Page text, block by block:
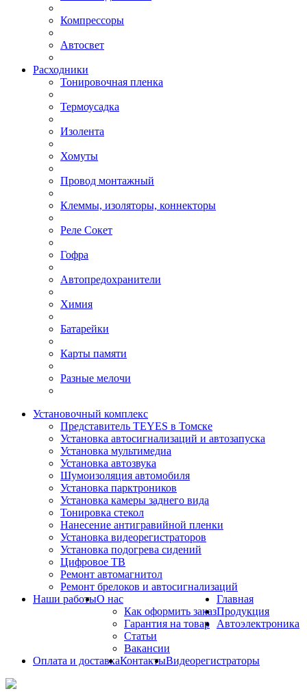
Компрессоры
Автосвет
Расходники
Тонировочная пленка
Термоусадка
Изолента
Хомуты
Провод монтажный
Клеммы, изоляторы, коннекторы
Реле Сокет
Гофра
Автопредохранители
Химия
Батарейки
Карты памяти
Разные мелочи
Установочный комплекс
Представитель TEYES в Томске
Установка автосигнализаций и автозапуска
Установка мультимедиа
Установка автозвука
Шумоизоляция автомобиля
Установка парктроников
Установка камеры заднего вида
Тонировка стекол
Нанесение антигравийной пленки
Установка видеорегистраторов
Установка подогрева сидений
Цифровое ТВ
Ремонт автомагнитол
Ремонт брелоков и автосигнализаций
Наши работыО нас
Как оформить заказ
Гарантия на товар
Статьи
Вакансии
Оплата и доставкаКонтакты
Главная
Продукция
Автоэлектроника
Видеорегистраторы